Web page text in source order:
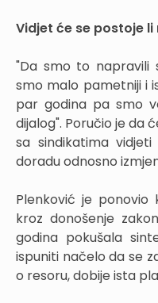
Vidjet će se postoje
"Da smo to napravili
smo malo pametniji i
par godina pa smo
dijalog". Poručio je da
sa sindikatima
doradu odnosno
Plenković je
kroz donošenje
godina pokušala
ispuniti načelo da se
o resoru, dobije ista